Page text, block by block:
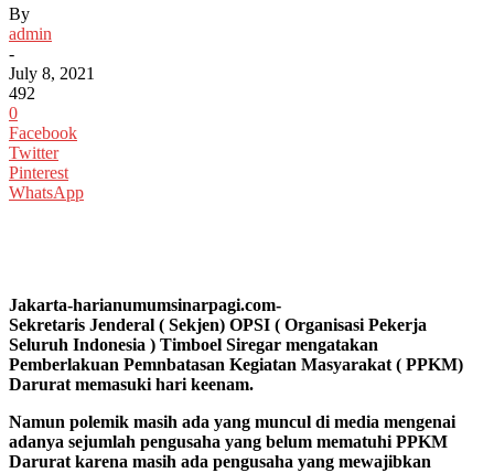
By
admin
-
July 8, 2021
492
0
Facebook
Twitter
Pinterest
WhatsApp
Jakarta-harianumumsinarpagi.com-
Sekretaris Jenderal ( Sekjen) OPSI ( Organisasi Pekerja
Seluruh Indonesia ) Timboel Siregar mengatakan
Pemberlakuan Pemnbatasan Kegiatan Masyarakat ( PPKM)
Darurat memasuki hari keenam.
Namun polemik masih ada yang muncul di media mengenai
adanya sejumlah pengusaha yang belum mematuhi PPKM
Darurat karena masih ada pengusaha yang mewajibkan